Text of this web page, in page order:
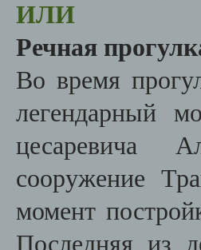
ИЛИ
Речная
Во время
легендарный
цесаревича
сооружение
момент
Последняя из